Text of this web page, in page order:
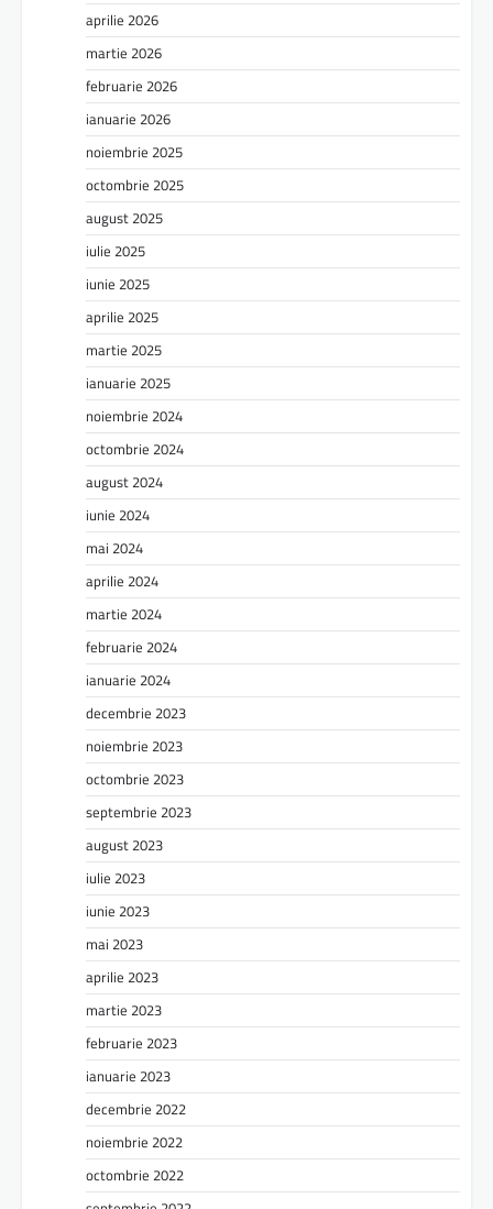
aprilie 2026
martie 2026
februarie 2026
ianuarie 2026
noiembrie 2025
octombrie 2025
august 2025
iulie 2025
iunie 2025
aprilie 2025
martie 2025
ianuarie 2025
noiembrie 2024
octombrie 2024
august 2024
iunie 2024
mai 2024
aprilie 2024
martie 2024
februarie 2024
ianuarie 2024
decembrie 2023
noiembrie 2023
octombrie 2023
septembrie 2023
august 2023
iulie 2023
iunie 2023
mai 2023
aprilie 2023
martie 2023
februarie 2023
ianuarie 2023
decembrie 2022
noiembrie 2022
octombrie 2022